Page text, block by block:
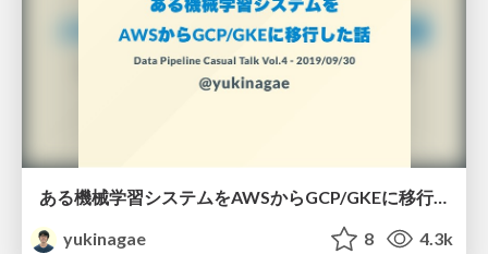
ある機械学習システムをAWSからGCP/GKEに移行した話 / Machine Learning System Migration from AWS to GKE
yukinagae
8 4.3k